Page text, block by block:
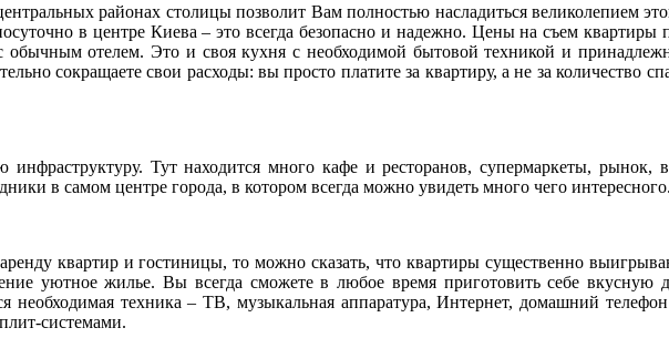
районах столицы позволит Вам полностью насладиться великолепием
в центре Киева – это всегда безопасно и надежно. Цены на съем
обычным отелем. Это и своя кухня с необходимой бытовой техникой и
сокращаете свои расходы: вы просто платите за квартиру, а не за количество
Тут находится много кафе и ресторанов, супермаркеты,
в самом центре города, в котором всегда можно увидеть много чего интересного.
квартир и гостиницы, то можно сказать, что квартиры существенно
уютное жилье. Вы всегда сможете в любое время приготовить себе
необходимая техника – ТВ, музыкальная аппаратура, Интернет, домашний
системами.